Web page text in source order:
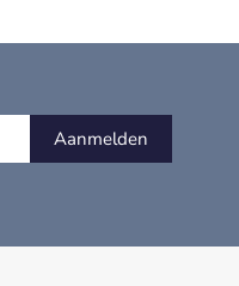
Aanmelden